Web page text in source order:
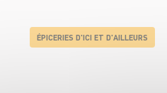
ÉPICERIES D'ICI ET D'AILLEURS